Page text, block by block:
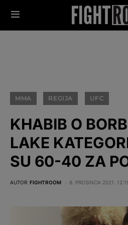
MMA REGIJA UFC
KHABIB O
LAKE
SU 60-40 ZA
AUTOR FIGHTROOM 8. PROSINCA 2021.